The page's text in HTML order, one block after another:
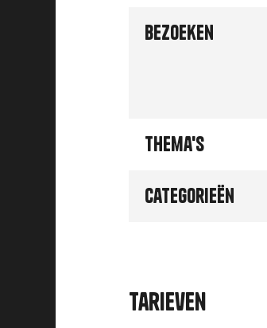
Bezoeken
Thema's
Categorieën
Tarieven